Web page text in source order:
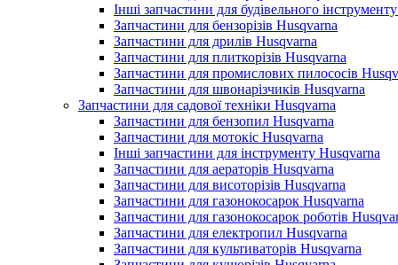
Інші запчастини для будівельного
Запчастини для бензорізів Husqvarna
Запчастини для дрилів Husqvarna
Запчастини для плиткорізів Husqvarna
Запчастини для промислових пилососів
Запчастини для швонарізчиків Husqvarna
Запчастини для садової техніки Husqvarna
Запчастини для бензопил Husqvarna
Запчастини для мотокіс Husqvarna
Інші запчастини для інструменту Husqvarna
Запчастини для аераторів Husqvarna
Запчастини для висоторізів Husqvarna
Запчастини для газонокосарок Husqvarna
Запчастини для газонокосарок роботів
Запчастини для електропил Husqvarna
Запчастини для культиваторів Husqvarna